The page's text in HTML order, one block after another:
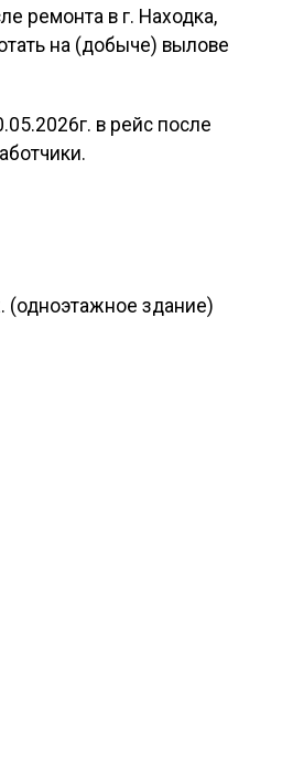
ремонта в г. Находка,
на (добыче) вылове
в рейс после
(одноэтажное здание)